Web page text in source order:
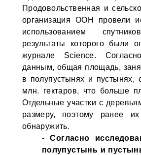
Продовольственная и
организация ООН провели
использованием
результаты которого были
журнале Science.
данным, общая площадь,
в полупустынях и пустынях,
млн. гектаров, что больше
Отдельные участки с
размеру, поэтому ранее
обнаружить.
- Согласно
полупустынь и